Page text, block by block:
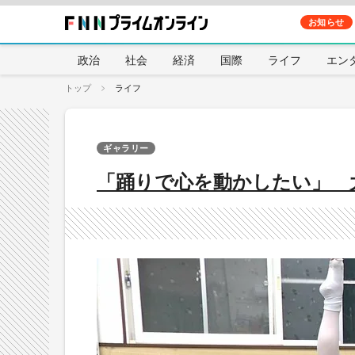
お知らせ
政治 社会 経済 国際 ライフ エン
トップ ライフ
「踊りで心を動かしたい」
ギャラリー